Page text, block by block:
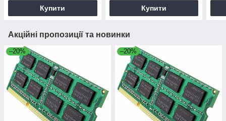
Купити Купити
Акційні пропозиції та новинки
–20% –20%